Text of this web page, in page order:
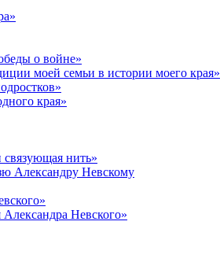
о войне»
моей семьи в истории моего края»
края»
нить»
Александру Невскому
Невского»